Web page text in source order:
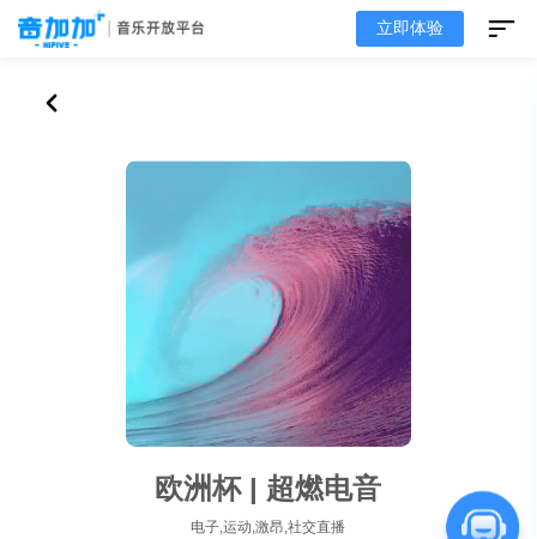
立即体验
欧洲杯 | 超燃电音
电子,运动,激昂,社交直播